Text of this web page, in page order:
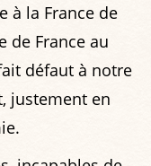
à la France de
de France au
défaut à notre
justement en